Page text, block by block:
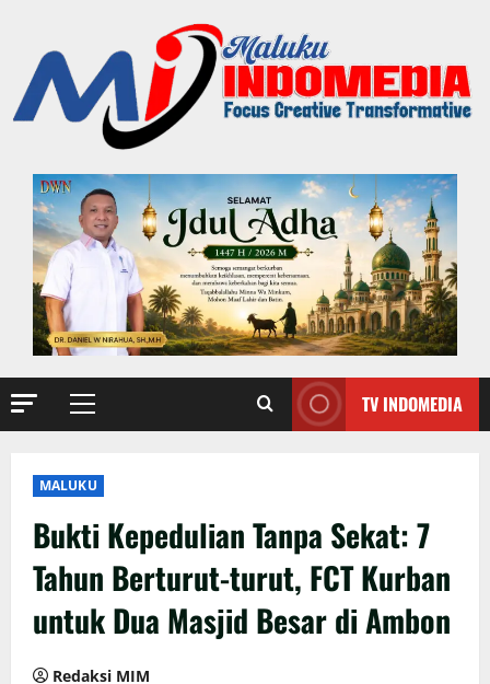
TV INDOMEDIA
MALUKU
Bukti Kepedulian Tanpa Sekat: 7
Tahun Berturut-turut, FCT Kurban
untuk Dua Masjid Besar di Ambon
Redaksi MIM